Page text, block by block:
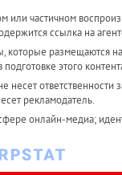
или частичном
ссылка на
которые размещаются
подготовке этого
несет
рекламодатель.
онлайн-медиа;